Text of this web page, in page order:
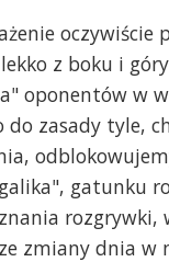
z boku i
oponentów w
do zasady tyle,
gatunku
zmiany dnia w